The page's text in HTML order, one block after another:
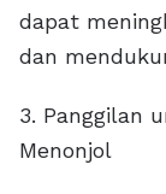
dapat
dan
3. Panggilan
Menonjol